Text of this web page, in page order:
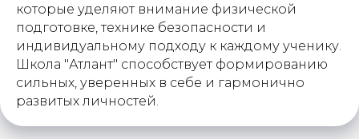
которые уделяют внимание физической
подготовке, технике безопасности и
индивидуальному подходу к каждому ученику.
Школа "Атлант" способствует формированию
сильных, уверенных в себе и гармонично
развитых личностей.